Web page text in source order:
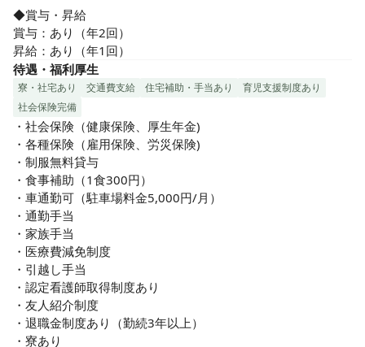
◆賞与・昇給
賞与：あり（年2回）
昇給：あり（年1回）
待遇・福利厚生
寮・社宅あり 交通費支給 住宅補助・手当あり
育児支援制度あり
社会保険完備
・社会保険（健康保険、厚生年金)
・各種保険（雇用保険、労災保険)
・制服無料貸与
・食事補助（1食300円）
・車通勤可（駐車場料金5,000円/月）
・通勤手当
・家族手当
・医療費減免制度
・引越し手当
・認定看護師取得制度あり
・友人紹介制度
・退職金制度あり（勤続3年以上）
・寮あり